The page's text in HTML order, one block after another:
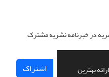
بهترین
در خبرنامه نشریه مشترک
اشتراک